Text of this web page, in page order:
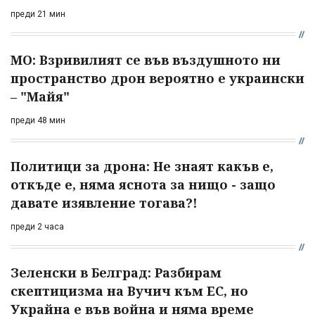
преди 21 мин
МО: Взривилият се във въздушното ни
пространство дрон вероятно е украински
– "Майя"
преди 48 мин
Политици за дрона: Не знаят какъв е,
откъде е, няма яснота за нищо - защо
давате изявление тогава?!
преди 2 часа
Зеленски в Белград: Разбирам
скептицизма на Вучич към ЕС, но
Украйна е във война и няма време